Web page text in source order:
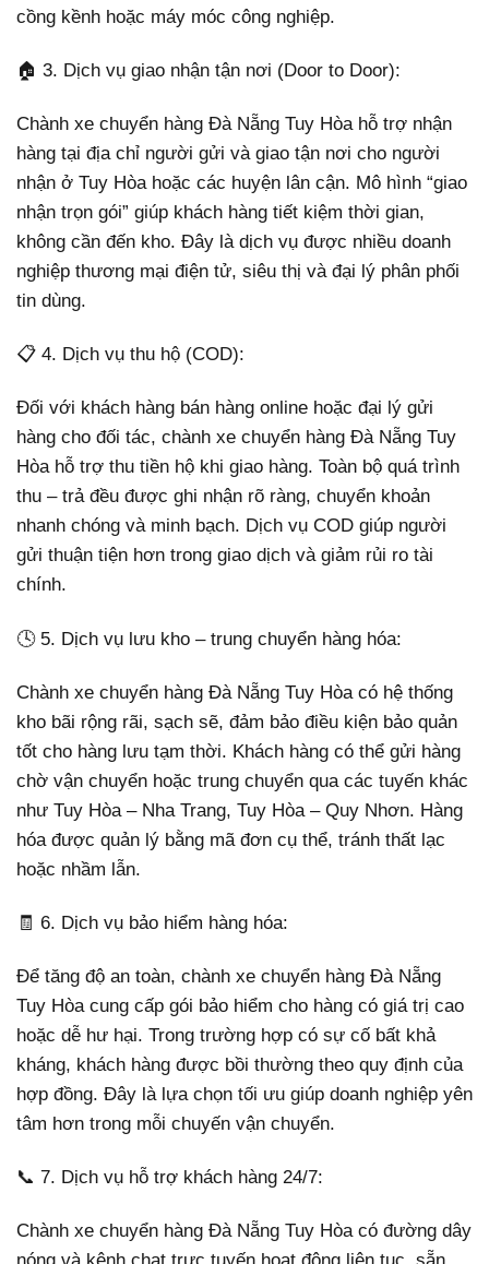
cồng kềnh hoặc máy móc công nghiệp.
🏠 3. Dịch vụ giao nhận tận nơi (Door to Door):
Chành xe chuyển hàng Đà Nẵng Tuy Hòa hỗ trợ nhận
hàng tại địa chỉ người gửi và giao tận nơi cho người
nhận ở Tuy Hòa hoặc các huyện lân cận. Mô hình “giao
nhận trọn gói” giúp khách hàng tiết kiệm thời gian,
không cần đến kho. Đây là dịch vụ được nhiều doanh
nghiệp thương mại điện tử, siêu thị và đại lý phân phối
tin dùng.
📋 4. Dịch vụ thu hộ (COD):
Đối với khách hàng bán hàng online hoặc đại lý gửi
hàng cho đối tác, chành xe chuyển hàng Đà Nẵng Tuy
Hòa hỗ trợ thu tiền hộ khi giao hàng. Toàn bộ quá trình
thu – trả đều được ghi nhận rõ ràng, chuyển khoản
nhanh chóng và minh bạch. Dịch vụ COD giúp người
gửi thuận tiện hơn trong giao dịch và giảm rủi ro tài
chính.
🕓 5. Dịch vụ lưu kho – trung chuyển hàng hóa:
Chành xe chuyển hàng Đà Nẵng Tuy Hòa có hệ thống
kho bãi rộng rãi, sạch sẽ, đảm bảo điều kiện bảo quản
tốt cho hàng lưu tạm thời. Khách hàng có thể gửi hàng
chờ vận chuyển hoặc trung chuyển qua các tuyến khác
như Tuy Hòa – Nha Trang, Tuy Hòa – Quy Nhơn. Hàng
hóa được quản lý bằng mã đơn cụ thể, tránh thất lạc
hoặc nhầm lẫn.
🧾 6. Dịch vụ bảo hiểm hàng hóa:
Để tăng độ an toàn, chành xe chuyển hàng Đà Nẵng
Tuy Hòa cung cấp gói bảo hiểm cho hàng có giá trị cao
hoặc dễ hư hại. Trong trường hợp có sự cố bất khả
kháng, khách hàng được bồi thường theo quy định của
hợp đồng. Đây là lựa chọn tối ưu giúp doanh nghiệp yên
tâm hơn trong mỗi chuyến vận chuyển.
📞 7. Dịch vụ hỗ trợ khách hàng 24/7:
Chành xe chuyển hàng Đà Nẵng Tuy Hòa có đường dây